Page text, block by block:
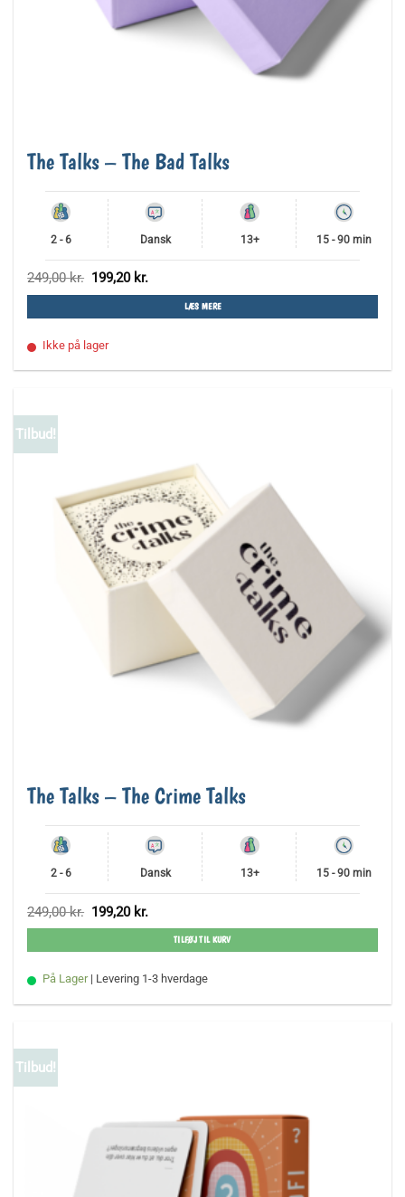
The Talks – The Bad Talks
2 - 6 Dansk 13+ 15 - 90 min
249,00kr. Den
oprindelige
pris
249,00 kr..
199,20 kr.
aktuelle
pris
199,20 kr..
LÆS MERE
Ikke på lager
Tilbud!
The Talks – The Crime Talks
2 - 6 Dansk 13+ 15 - 90 min
249,00kr. Den
oprindelige
pris
249,00 kr..
199,20 kr.
aktuelle
pris
199,20 kr..
TILFØJ TIL KURV
På Lager | Levering 1-3 hverdage
Tilbud!